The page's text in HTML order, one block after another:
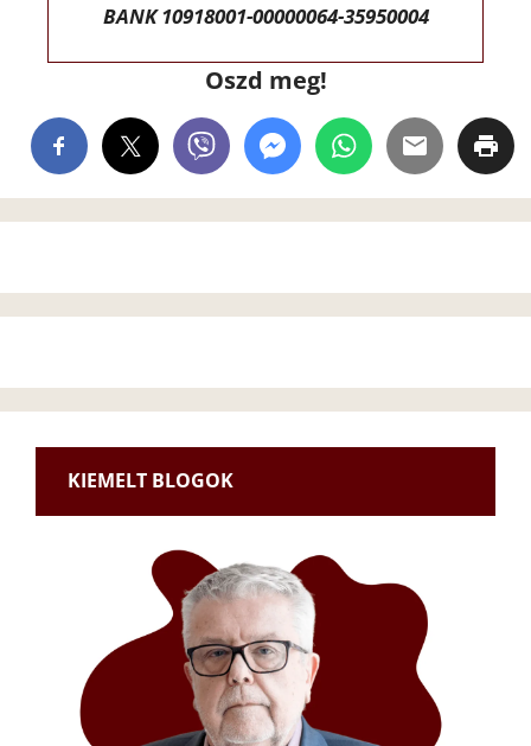
BANK 10918001-00000064-35950004
Oszd meg!
KIEMELT BLOGOK